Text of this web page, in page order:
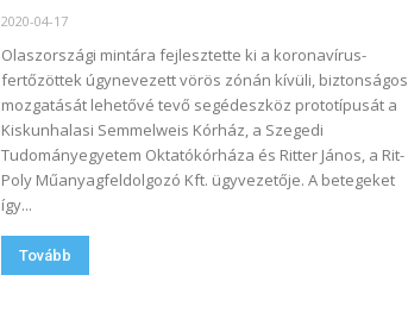
2020-04-17
Olaszországi mintára fejlesztette ki a koronavírus-
fertőzöttek úgynevezett vörös zónán kívüli, biztonságos
mozgatását lehetővé tevő segédeszköz prototípusát a
Kiskunhalasi Semmelweis Kórház, a Szegedi
Tudományegyetem Oktatókórháza és Ritter János, a Rit-
Poly Műanyagfeldolgozó Kft. ügyvezetője. A betegeket
így...
Tovább